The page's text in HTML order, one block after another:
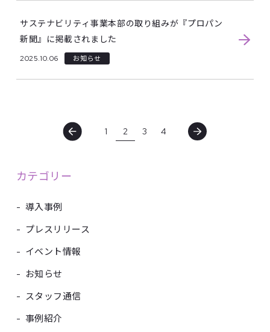
サステナビリティ事業本部の取り組みが『プロパン
新聞』に掲載されました
2025.10.06 お知らせ
1 2 3 4
カテゴリー
- 導入事例
- プレスリリース
- イベント情報
- お知らせ
- スタッフ通信
- 事例紹介